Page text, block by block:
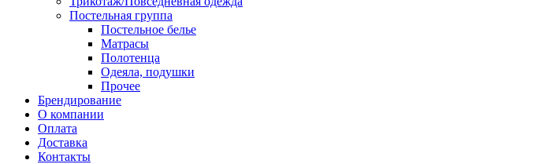
Постельная группа
Постельное белье
Матрасы
Полотенца
Одеяла, подушки
Прочее
Брендирование
О компании
Оплата
Доставка
Контакты